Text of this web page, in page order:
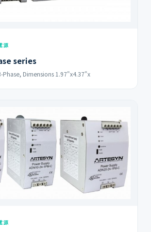
源
series
Phase, Dimensions 1.97"x4.37"x
源